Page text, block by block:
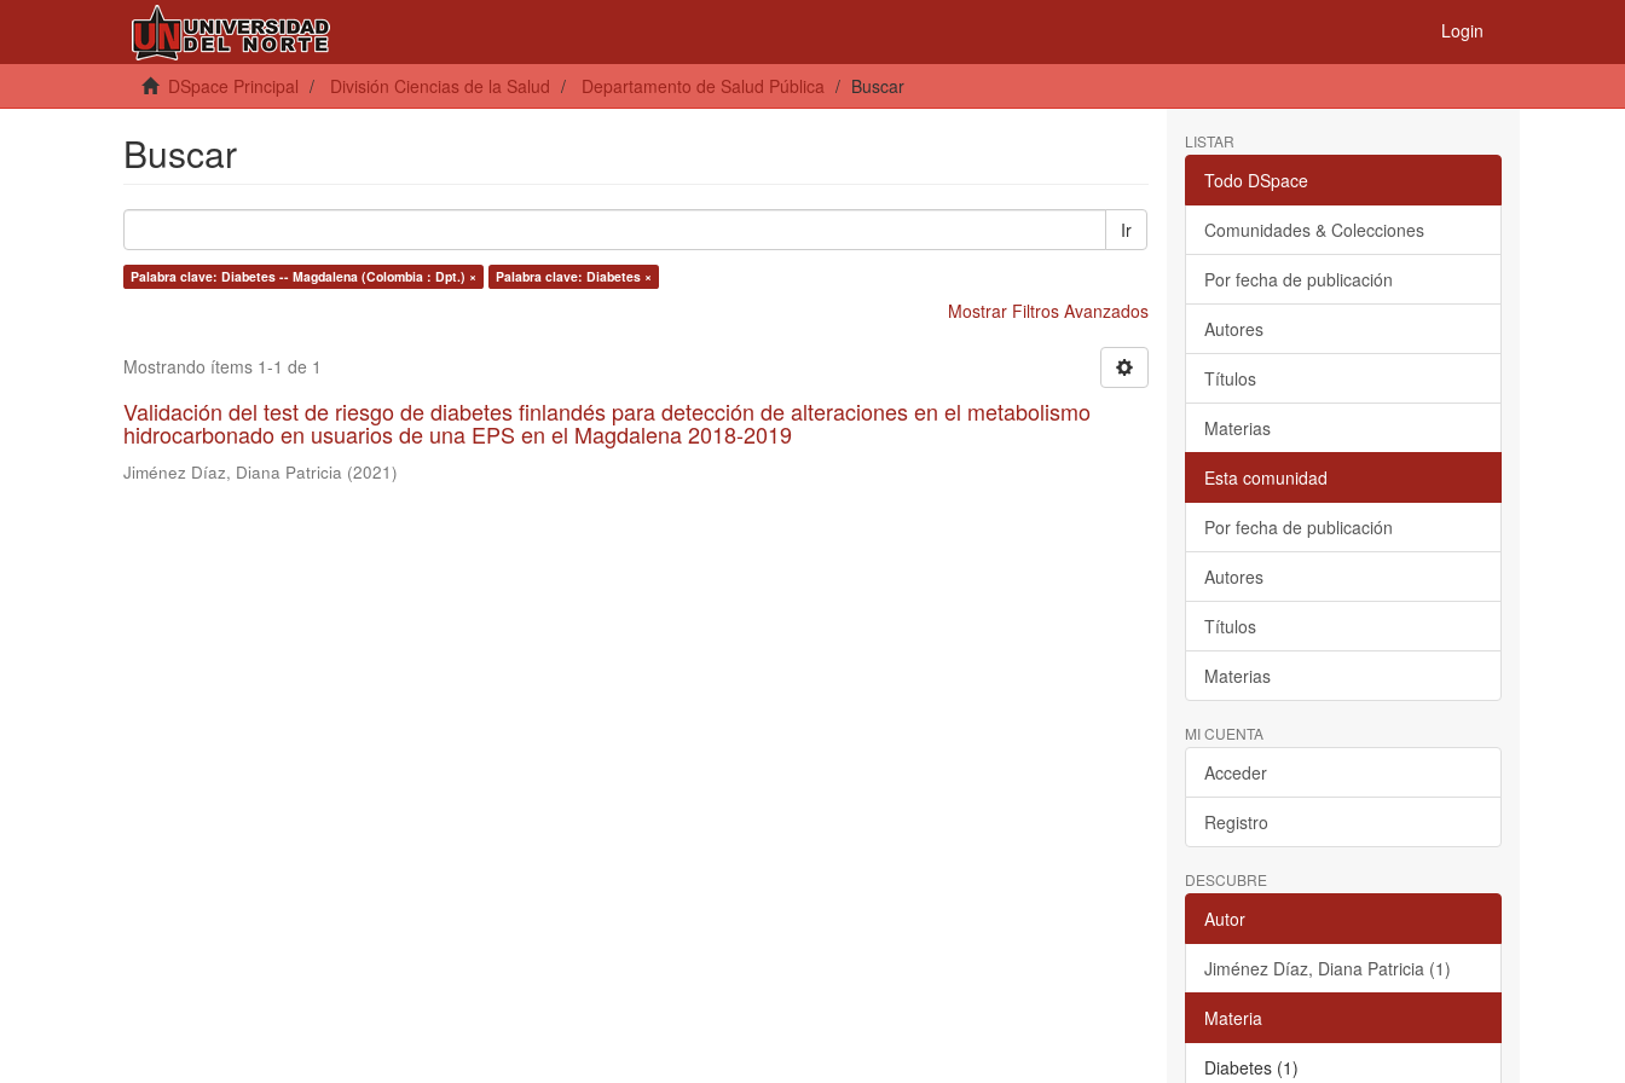
Login
DSpace Principal División Ciencias de la Salud Departamento de Salud Pública Buscar
Buscar
Ir
Palabra clave: Diabetes -- Magdalena (Colombia : Dpt.) × Palabra clave: Diabetes ×
Mostrar Filtros Avanzados
Mostrando ítems 1-1 de 1
Validación del test de riesgo de diabetes finlandés para detección de alteraciones en el metabolismo
hidrocarbonado en usuarios de una EPS en el Magdalena 2018-2019
Jiménez Díaz, Diana Patricia (2021)
LISTAR
Todo DSpace
Comunidades & Colecciones
Por fecha de publicación
Autores
Títulos
Materias
Esta comunidad
Por fecha de publicación
Autores
Títulos
Materias
MI CUENTA
Acceder
Registro
DESCUBRE
Autor
Jiménez Díaz, Diana Patricia (1)
Materia
Diabetes (1)